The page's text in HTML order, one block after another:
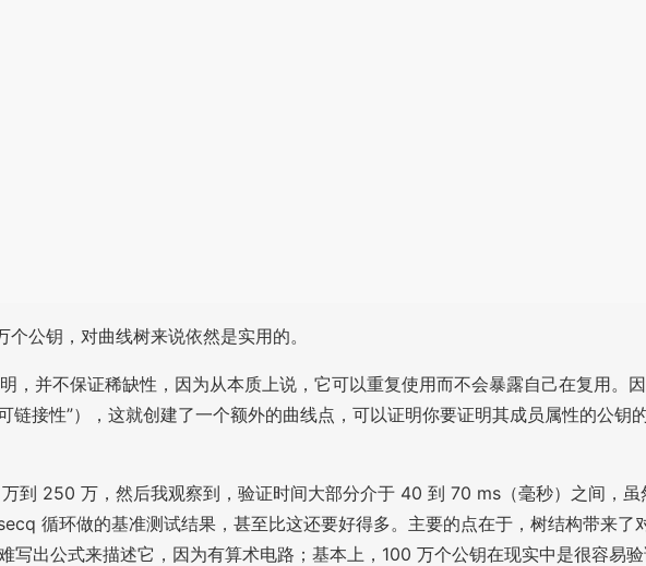
公钥，对曲线树来说依然是实用的。
，并不保证稀缺性，因为从本质上说，它可以重复使用而不会暴露自己在复用
接性”），这就创建了一个额外的曲线点，可以证明你要证明其成员属性的公钥
到 250 万，然后我观察到，验证时间大部分介于 40 到 70 ms（毫秒）之间，
循环做的基准测试结果，甚至比这还要好得多。主要的点在于，树结构带来
出公式来描述它，因为有算术电路；基本上，100 万个公钥在现实中是很容易验